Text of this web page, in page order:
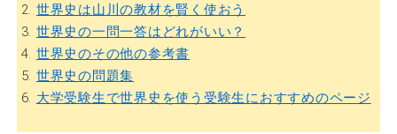
2. 世界史は山川の教材を賢く使おう
3. 世界史の一問一答はどれがいい？
4. 世界史のその他の参考書
5. 世界史の問題集
6. 大学受験生で世界史を使う受験生におすすめのページ